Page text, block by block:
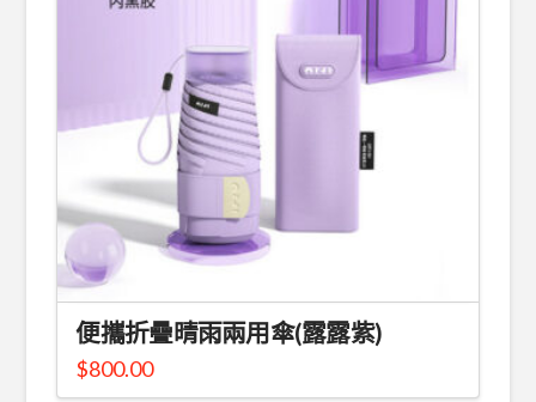
便攜折疊晴雨兩用傘(露露紫)
$800.00